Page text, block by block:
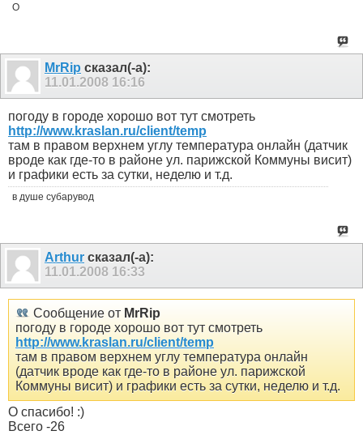
O
MrRip сказал(-а):
11.01.2008 16:16
погоду в городе хорошо вот тут смотреть
http://www.kraslan.ru/client/temp
там в правом верхнем углу температура онлайн (датчик
вроде как где-то в районе ул. парижской Коммуны висит)
и графики есть за сутки, неделю и т.д.
в душе субарувод
Arthur сказал(-а):
11.01.2008 16:33
Сообщение от MrRip
погоду в городе хорошо вот тут смотреть
http://www.kraslan.ru/client/temp
там в правом верхнем углу температура онлайн
(датчик вроде как где-то в районе ул. парижской
Коммуны висит) и графики есть за сутки, неделю и т.д.
О спасибо! :)
Всего -26